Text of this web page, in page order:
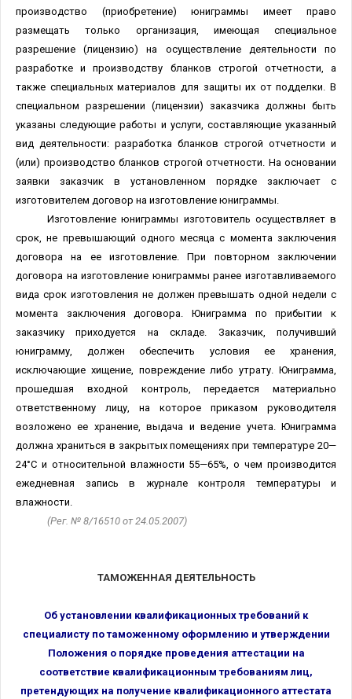
производство (приобретение) юниграммы имеет право
размещать только организация, имеющая специальное
разрешение (лицензию) на осуществление деятельности по
разработке и производству бланков строгой отчетности, а
также специальных материалов для защиты их от подделки. В
специальном разрешении (лицензии) заказчика должны быть
указаны следующие работы и услуги, составляющие указанный
вид деятельности: разработка бланков строгой отчетности и
(или) производство бланков строгой отчетности. На основании
заявки заказчик в установленном порядке заключает с
изготовителем договор на изготовление юниграммы.
Изготовление юниграммы изготовитель осуществляет в
срок, не превышающий одного месяца с момента заключения
договора на ее изготовление. При повторном заключении
договора на изготовление юниграммы ранее изготавливаемого
вида срок изготовления не должен превышать одной недели с
момента заключения договора. Юниграмма по прибытии к
заказчику приходуется на складе. Заказчик, получивший
юниграмму, должен обеспечить условия ее хранения,
исключающие хищение, повреждение либо утрату. Юниграмма,
прошедшая входной контроль, передается материально
ответственному лицу, на которое приказом руководителя
возложено ее хранение, выдача и ведение учета. Юниграмма
должна храниться в закрытых помещениях при температуре 20—
24°С и относительной влажности 55—65%, о чем производится
ежедневная запись в журнале контроля температуры и
влажности.
(Рег. № 8/16510 от 24.05.2007)
ТАМОЖЕННАЯ ДЕЯТЕЛЬНОСТЬ
Об установлении квалификационных требований к
специалисту по таможенному оформлению и утверждении
Положения о порядке проведения аттестации на
соответствие квалификационным требованиям лиц,
претендующих на получение квалификационного аттестата